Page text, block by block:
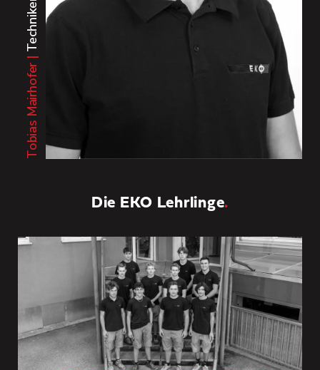
Tobias Mairhofer |
Techniker
Die EKO Lehrlinge.